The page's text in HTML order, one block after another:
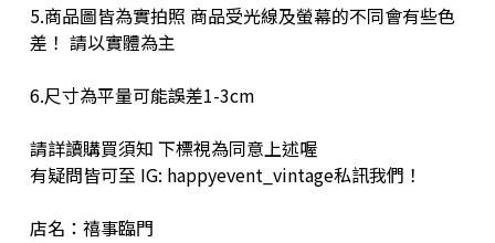
5.商品圖皆為實拍照 商品受光線及螢幕的不同會有些色
差！ 請以實體為主
6.尺寸為平量可能誤差1-3cm
請詳讀購買須知 下標視為同意上述喔
有疑問皆可至 IG: happyevent_vintage私訊我們！
店名：禧事臨門